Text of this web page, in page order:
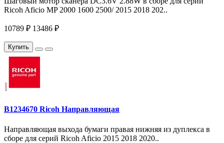
Ricoh Aficio MP 2000 1600 2500/ 2015 2018 202..
10789 ₽ 13486 ₽
Купить
B1234670 Ricoh Направляющая
Направляющая выхода бумаги правая нижняя из дуплекса в
сборе для серий Ricoh Aficio 2015 2018 2020..